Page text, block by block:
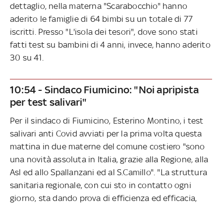
dettaglio, nella materna "Scarabocchio" hanno
aderito le famiglie di 64 bimbi su un totale di 77
iscritti. Presso "L'isola dei tesori", dove sono stati
fatti test su bambini di 4 anni, invece, hanno aderito
30 su 41.
10:54 - Sindaco Fiumicino: "Noi apripista
per test salivari"
Per il sindaco di Fiumicino, Esterino Montino, i test
salivari anti Covid avviati per la prima volta questa
mattina in due materne del comune costiero "sono
una novità assoluta in Italia, grazie alla Regione, alla
Asl ed allo Spallanzani ed al S.Camillo". "La struttura
sanitaria regionale, con cui sto in contatto ogni
giorno, sta dando prova di efficienza ed efficacia,